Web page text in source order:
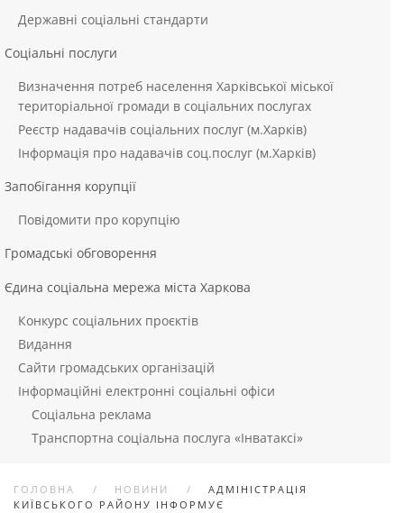
Державні соціальні стандарти
Соціальні послуги
Визначення потреб населення Харківської міської
територіальної громади в соціальних послугах
Реєстр надавачів соціальних послуг (м.Харків)
Інформація про надавачів соц.послуг (м.Харків)
Запобігання корупції
Повідомити про корупцію
Громадські обговорення
Єдина соціальна мережа міста Харкова
Конкурс соціальних проєктів
Видання
Сайти громадських організацій
Інформаційні електронні соціальні офіси
Соціальна реклама
Транспортна соціальна послуга «Інватаксі»
ГОЛОВНА НОВИНИ
АДМІНІСТРАЦІЯ
КИЇВСЬКОГО РАЙОНУ ІНФОРМУЄ